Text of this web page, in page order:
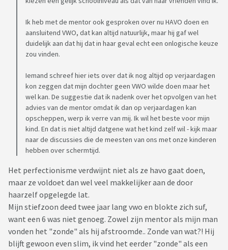
Ik heb met de mentor ook gesproken over nu HAVO doen en
aansluitend VWO, dat kan altijd natuurlijk, maar hij gaf wel
duidelijk aan dat hij dat in haar geval echt een onlogische keuze
zou vinden.
Iemand schreef hier iets over dat ik nog altijd op verjaardagen
kon zeggen dat mijn dochter geen VWO wilde doen maar het
wel kan. De suggestie dat ik nadenk over het opvolgen van het
advies van de mentor omdat ik dan op verjaardagen kan
opscheppen, werp ik verre van mij. Ik wil het beste voor mijn
kind. En dat is niet altijd datgene wat het kind zelf wil - kijk maar
naar de discussies die de meesten van ons met onze kinderen
hebben over schermtijd.
Het perfectionisme verdwijnt niet als ze havo gaat doen,
maar ze voldoet dan wel veel makkelijker aan de door
haarzelf opgelegde lat.
Mijn stiefzoon deed twee jaar lang vwo en blokte zich suf,
want een 6 was niet genoeg. Zowel zijn mentor als mijn man
vonden het "zonde" als hij afstroomde.. Zonde van wat?! Hij
blijft gewoon even slim, ik vind het eerder "zonde" als een